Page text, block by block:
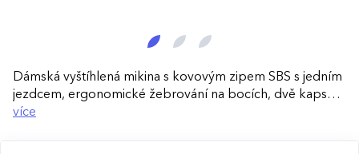
Dámská vyštíhlená mikina s kovovým zipem SBS s jedním
jezdcem, ergonomické žebrování na bocích, dvě kapsy
na zip, manžety, pas a vnitřní strana límce s elastickým
více